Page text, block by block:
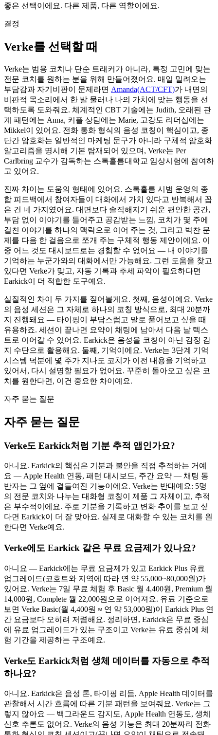
좋은 선택이에요. 다른 제품, 다른 역할이에요.
결정
Verke를 선택할 때
Verke는 범용 코치나 단순 트래커가 아니라, 특정 고민에 맞는
전문 코치를 원하는 분을 위해 만들어졌어요. 매일 밀려오는
부담감과 자기비판이 문제라면 Amanda(ACT/CFT)가 내면의
비판적 목소리에서 한 발 물러나 나의 가치에 맞는 행동을 선
택하도록 도와줘요. 체계적인 CBT 기술에는 Judith, 오래된 관
계 패턴에는 Anna, 커플 상담에는 Marie, 고강도 리더십에는
Mikkel이 있어요. 전화 통화 형식의 음성 코칭이 핵심이고, 종
단간 암호화는 일반적인 마케팅 문구가 아니라 구체적 암호화
알고리즘을 명시해 기본 탑재되어 있으며, Verke는 Per
Carlbring 교수가 감독하는 스톡홀름대학교 임상시험에 참여하
고 있어요.
진짜 차이는 도움의 형태에 있어요. 스톡홀름 시범 운영의 종
합 피드백에서 참여자들이 대화에서 가치 있다고 반복해서 꼽
은 건 네 가지였어요. 대면보다 솔직해지기 쉬운 편안한 공간,
부담 없이 이야기를 들어주고 공감받는 느낌, 코치가 몇 주에
걸친 이야기를 하나의 맥락으로 이어 주는 것, 그리고 벅찬 문
제를 다음 한 걸음으로 쪼개 주는 구체적 행동 제안이에요. 이
중 어느 것도 대시보드로는 경험할 수 없어요 — 내 이야기를
기억하는 누군가와의 대화에서만 가능해요. 그런 도움을 찾고
있다면 Verke가 맞고, 자동 기록과 추세 파악이 필요하다면
Earkick이 더 적합한 도구예요.
실질적인 차이 두 가지를 짚어볼게요. 첫째, 음성이에요. Verke
의 음성 세션은 그 자체로 하나의 코칭 방식으로, 최대 20분까
지 진행돼요 — 타이핑이 부담스럽고 말로 풀어보고 싶을 때
유용하죠. 세션이 끝나면 요약이 채팅에 남아서 다음 날 텍스
트로 이어갈 수 있어요. Earkick은 음성을 코칭이 아닌 감정 감
지 수단으로 활용해요. 둘째, 기억이에요. Verke는 3단계 기억
시스템 덕분에 몇 주가 지나도 코치가 이전 내용을 기억하고
있어서, 다시 설명할 필요가 없어요. 꾸준히 돌아오고 싶은 코
치를 원한다면, 이건 중요한 차이예요.
자주 묻는 질문
자주 묻는 질문
Verke도 Earkick처럼 기분 추적 앱인가요?
아니요. Earkick의 핵심은 기분과 불안을 직접 추적하는 거예
요 — Apple Health 연동, 패턴 대시보드, 주간 요약 — 채팅 동
반자는 그 옆에 곁들여진 기능이에요. Verke는 반대예요: 5명
의 전문 코치와 나누는 대화형 코칭이 제품 그 자체이고, 추적
은 부수적이에요. 주로 기분을 기록하고 변화 추이를 보고 싶
다면 Earkick이 더 잘 맞아요. 실제로 대화할 수 있는 코치를 원
한다면 Verke예요.
Verke에도 Earkick 같은 무료 요금제가 있나요?
아니요 — Earkick에는 무료 요금제가 있고 Earkick Plus 유료
업그레이드(코호트와 지역에 따라 연 약 55,000~80,000원)가
있어요. Verke는 7일 무료 체험 후 Basic 월 4,400원, Premium 월
14,000원, Complete 월 22,000원으로 이어져요. 유료 기준으로
보면 Verke Basic(월 4,400원 ≈ 연 약 53,000원)이 Earkick Plus 연
간 요금보다 오히려 저렴해요. 정리하면, Earkick은 무료 중심
에 유료 업그레이드가 있는 구조이고 Verke는 유료 중심에 체
험 기간을 제공하는 구조예요.
Verke도 Earkick처럼 생체 데이터를 자동으로 추적
하나요?
아니요. Earkick은 음성 톤, 타이핑 리듬, Apple Health 데이터를
관찰해서 시간 흐름에 따른 기분 패턴을 보여줘요. Verke는 그
렇지 않아요 — 백그라운드 감지도, Apple Health 연동도, 생체
신호 추론도 없어요. Verke의 음성 기능은 최대 20분짜리 전화